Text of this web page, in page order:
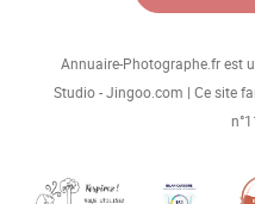
Annuaire-Photographe.fr est
Studio - Jingoo.com | Ce site